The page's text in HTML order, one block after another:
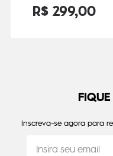
R$299,00
Inscreva-se agora para